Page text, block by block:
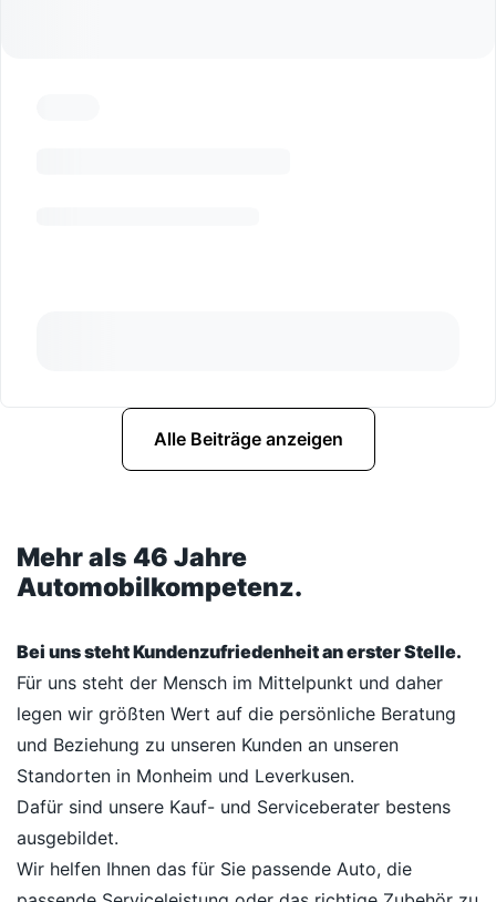
Alle Beiträge anzeigen
Mehr als 46 Jahre
Automobilkompetenz.
Bei uns steht Kundenzufriedenheit an erster Stelle.
Für uns steht der Mensch im Mittelpunkt und daher
legen wir größten Wert auf die persönliche Beratung
und Beziehung zu unseren Kunden an unseren
Standorten in Monheim und Leverkusen.
Dafür sind unsere Kauf- und Serviceberater bestens
ausgebildet.
Wir helfen Ihnen das für Sie passende Auto, die